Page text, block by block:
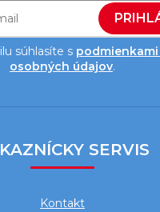
súhlasíte s
osobných údajov.
SERVIS
Kontakt